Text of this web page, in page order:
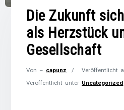
Die Zukunft
als Herzstück
Gesellschaft
Von – capunz Veröffentlicht
Veröffentlicht unter Uncategorized